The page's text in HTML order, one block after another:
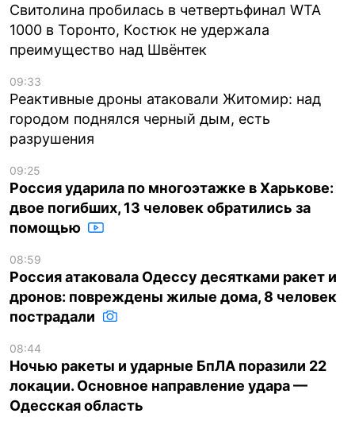
Свитолина пробилась в четвертьфинал WTA
1000 в Торонто, Костюк не удержала
преимущество над Швёнтек
09:33
Реактивные дроны атаковали Житомир: над
городом поднялся черный дым, есть
разрушения
09:25
Россия ударила по многоэтажке в Харькове:
двое погибших, 13 человек обратились за
помощью
08:59
Россия атаковала Одессу десятками ракет и
дронов: повреждены жилые дома, 8 человек
пострадали
08:44
Ночью ракеты и ударные БпЛА поразили 22
локации. Основное направление удара —
Одесская область